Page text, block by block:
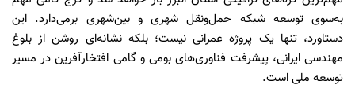
به‌سوی توسعه شبکه حمل‌ونقل شهری و بین‌شهری برمی‌دارد. این
دستاورد، تنها یک پروژه عمرانی نیست؛ بلکه نشانه‌ای روشن از بلوغ
مهندسی ایرانی، پیشرفت فناوری‌های بومی و گامی افتخارآفرین در مسیر
توسعه ملی است.